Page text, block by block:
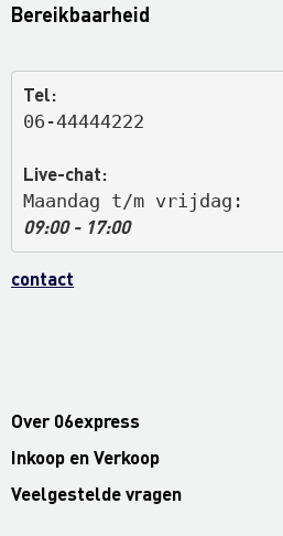
Bereikbaarheid
Tel:
06-44444222
Live-chat:
Maandag t/m vrijdag:
09:00 - 17:00
contact
Over 06express
Inkoop en Verkoop
Veelgestelde vragen